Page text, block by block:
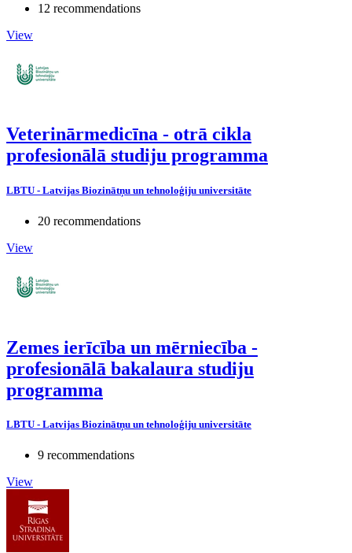
12 recommendations
View
Veterinārmedicīna - otrā cikla
profesionālā studiju programma
LBTU - Latvijas Biozinātņu un tehnoloģiju universitāte
20 recommendations
View
Zemes ierīcība un mērniecība -
profesionālā bakalaura studiju
programma
LBTU - Latvijas Biozinātņu un tehnoloģiju universitāte
9 recommendations
View